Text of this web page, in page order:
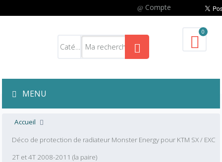
Compte
0
MENU
Accueil
Déco de protection de radiateur Monster Energy pour KTM SX / EXC
2T et 4T 2008-2011 (la paire)